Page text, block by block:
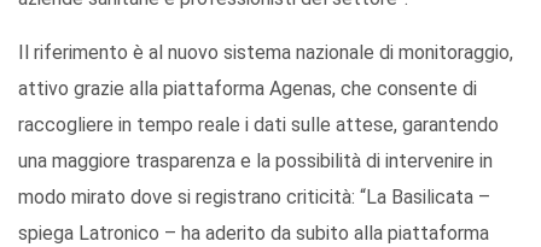
Il riferimento è al nuovo sistema nazionale di monitoraggio,
attivo grazie alla piattaforma Agenas, che consente di
raccogliere in tempo reale i dati sulle attese, garantendo
una maggiore trasparenza e la possibilità di intervenire in
modo mirato dove si registrano criticità: “La Basilicata –
spiega Latronico – ha aderito da subito alla piattaforma